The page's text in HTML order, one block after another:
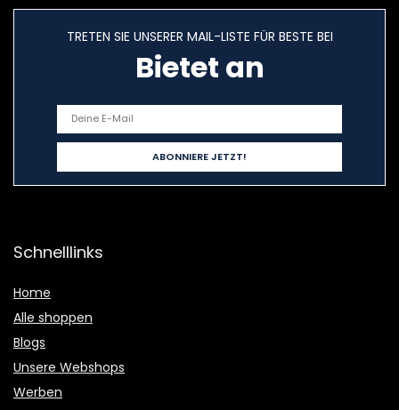
TRETEN SIE UNSERER MAIL-LISTE FÜR BESTE BEI
Bietet an
Schnelllinks
Home
Alle shoppen
Blogs
Unsere Webshops
Werben